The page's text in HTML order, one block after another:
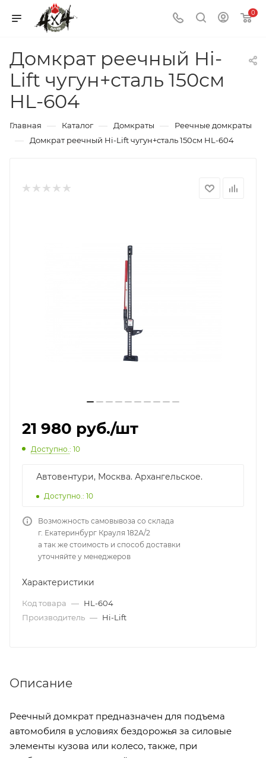
0
Домкрат реечный Hi-
Lift чугун+сталь 150см
HL-604
Главная — Каталог — Домкраты — Реечные домкраты
— Домкрат реечный Hi-Lift чугун+сталь 150см HL-604
21 980 руб./шт
Доступно. : 10
Автовентури, Москва. Архангельское.
Доступно.: 10
Возможность самовывоза со склада
г. Екатеринбург Крауля 182А/2
а так же стоимость и способ доставки
уточняйте у менеджеров
Характеристики
Код товара — HL-604
Производитель — Hi-Lift
Описание
Реечный домкрат предназначен для подъема
автомобиля в условиях бездорожья за силовые
элементы кузова или колесо, также, при